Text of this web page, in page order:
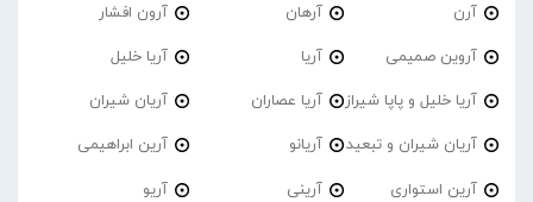
آرن آرهان آرون افشار
آروین صمیمی آریا آریا خلیل
آریا خلیل و پاپا شیراز آریا عصاران آریان شیران
آریان شیران و تبعید آریانو آرین ابراهیمی
آرین استواری آرینی آریو